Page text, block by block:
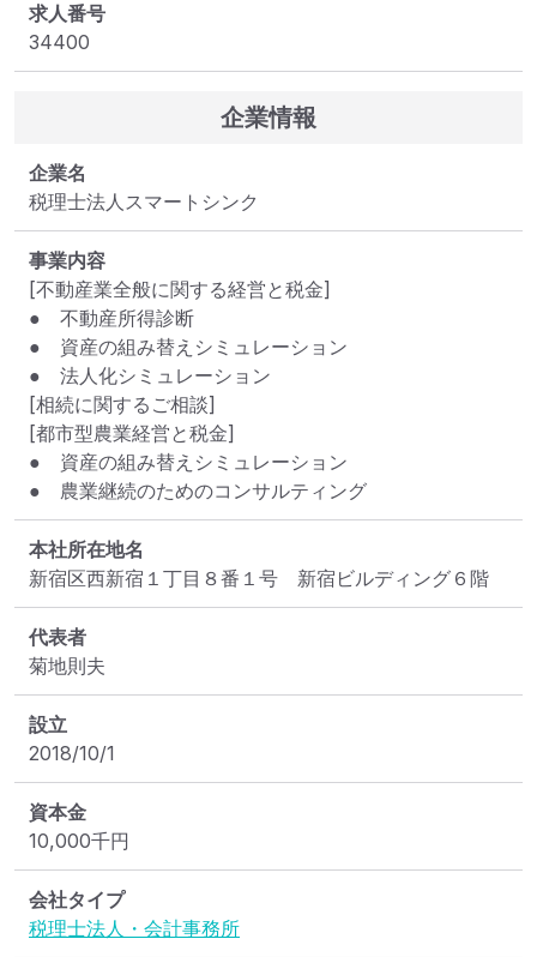
求人番号
34400
企業情報
企業名
税理士法人スマートシンク
事業内容
[不動産業全般に関する経営と税金]
●　不動産所得診断
●　資産の組み替えシミュレーション
●　法人化シミュレーション
[相続に関するご相談]
[都市型農業経営と税金]
●　資産の組み替えシミュレーション
●　農業継続のためのコンサルティング
本社所在地名
新宿区西新宿１丁目８番１号　新宿ビルディング６階
代表者
菊地則夫
設立
2018/10/1
資本金
10,000千円
会社タイプ
税理士法人・会計事務所